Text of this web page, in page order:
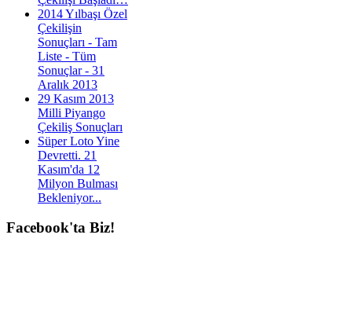
2014 Yılbaşı Özel
Çekilişin
Sonuçları - Tam
Liste - Tüm
Sonuçlar - 31
Aralık 2013
29 Kasım 2013
Milli Piyango
Çekiliş Sonuçları
Süper Loto Yine
Devretti. 21
Kasım'da 12
Milyon Bulması
Bekleniyor...
Facebook'ta Biz!